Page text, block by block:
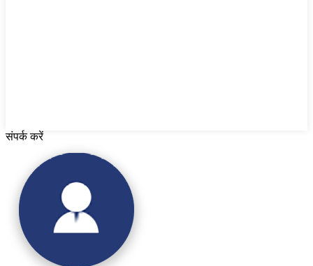
संपर्क करें